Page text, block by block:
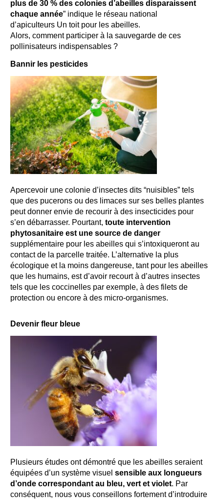
plus de 30 % des colonies d’abeilles disparaissent
chaque année” indique le réseau national
d’apiculteurs Un toit pour les abeilles.
Alors, comment participer à la sauvegarde de ces
pollinisateurs indispensables ?
Bannir les pesticides
Apercevoir une colonie d’insectes dits “nuisibles” tels
que des pucerons ou des limaces sur ses belles plantes
peut donner envie de recourir à des insecticides pour
s’en débarrasser. Pourtant, toute intervention
phytosanitaire est une source de danger
supplémentaire pour les abeilles qui s’intoxiqueront au
contact de la parcelle traitée. L’alternative la plus
écologique et la moins dangereuse, tant pour les abeilles
que les humains, est d’avoir recourt à d’autres insectes
tels que les coccinelles par exemple, à des filets de
protection ou encore à des micro-organismes.
Devenir fleur bleue
Plusieurs études ont démontré que les abeilles seraient
équipées d’un système visuel sensible aux longueurs
d’onde correspondant au bleu, vert et violet. Par
conséquent, nous vous conseillons fortement d’introduire